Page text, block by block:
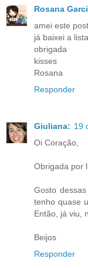
Rosana
amei este
já baixei a lista
obrigada
kisses
Rosana
Responder
Giuliana: 19
Oi Coração,
Obrigada por
Gosto
tenho quase
Então, já viu,
Beijos
Responder